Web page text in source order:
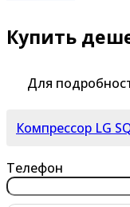
Купить
Для
Компрессор LG
Телефон